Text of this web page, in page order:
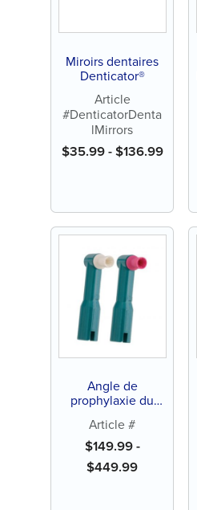
Miroirs dentaires
Denticator®
Article
#DenticatorDenta
lMirrors
$35.99-$136.99
Angle de
prophylaxie du
Article #
$149.99-
$449.99